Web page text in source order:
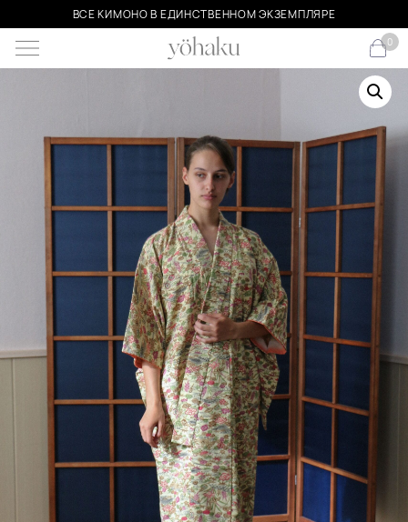
ВСЕ КИМОНО В ЕДИНСТВЕННОМ ЭКЗЕМПЛЯРЕ
0